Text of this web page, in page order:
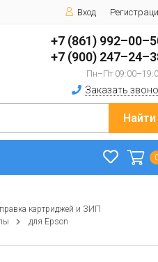
Вход
+7 (861)
+7 (900)
Пн–Пт
Заказать
Найти
картриджей и ЗИП
для Epson